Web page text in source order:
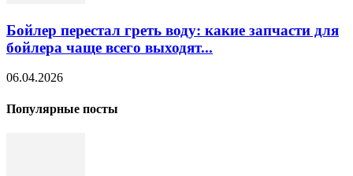
Бойлер перестал греть воду: какие запчасти для
бойлера чаще всего выходят...
06.04.2026
Популярные посты